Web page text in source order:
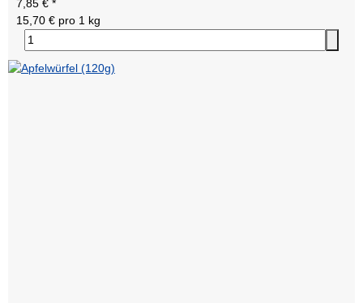
7,85 € *
15,70 € pro 1 kg